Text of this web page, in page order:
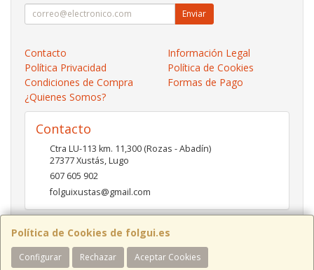
Política de Cookies de folgui.es
Configurar Rechazar Aceptar Cookies
Enviar
Contacto
Información Legal
Política Privacidad
Política de Cookies
Condiciones de Compra
Formas de Pago
¿Quienes Somos?
Contacto
Ctra LU-113 km. 11,300 (Rozas - Abadín)
27377Xustás,Lugo
607 605 902
folguixustas@gmail.com
Horario
Lunes a viernes de 10:00 a 14:00 y de 16:00 a 20:00.